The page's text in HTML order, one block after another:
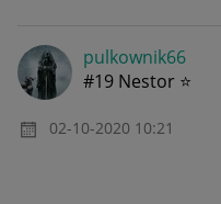
pulkownik66
#19 Nestor ⭐
‎02-10-2020 10:21